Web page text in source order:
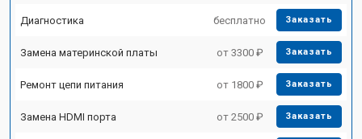
Диагностика бесплатно Заказать
Замена материнской платы от 3300 ₽ Заказать
Ремонт цепи питания от 1800 ₽ Заказать
Замена HDMI порта от 2500 ₽ Заказать